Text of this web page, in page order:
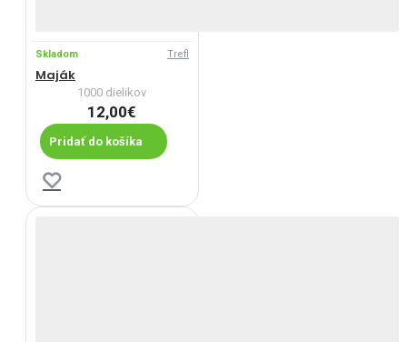
Skladom Trefl
Maják
1000 dielikov
12,00€
Pridať do košíka